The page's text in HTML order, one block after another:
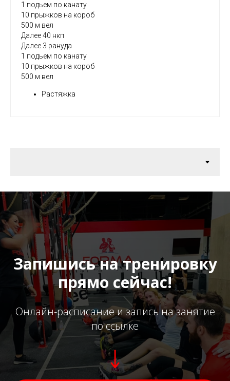
1 подьем по канату
10 прыжков на короб
500 м вел
Далее 40 нкп
Далее 3 рануда
1 подьем по канату
10 прыжков на короб
500 м вел
Растяжка
Запишись на тренировку
прямо сейчас!
Онлайн-расписание и запись на занятие
по ссылке